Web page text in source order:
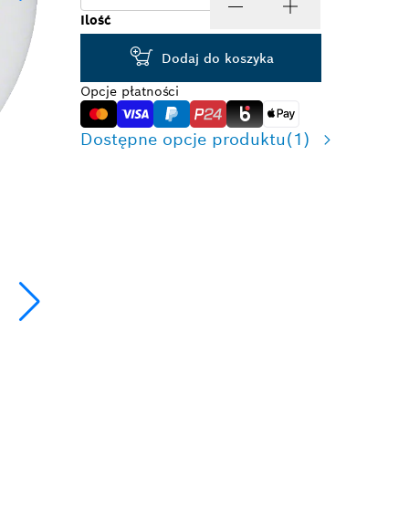
Ilość
Dodaj do koszyka
Opcje płatności
Dostępne opcje produktu(1)